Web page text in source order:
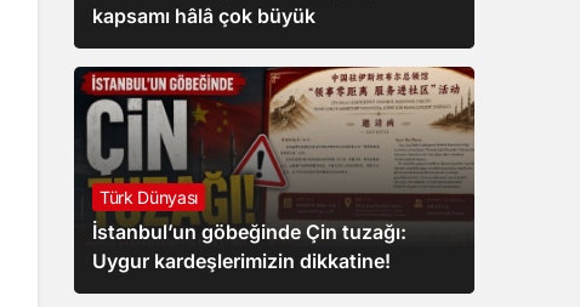
kapsamı hâlâ çok büyük
Türk Dünyası
İstanbul’un göbeğinde Çin tuzağı:
Uygur kardeşlerimizin dikkatine!